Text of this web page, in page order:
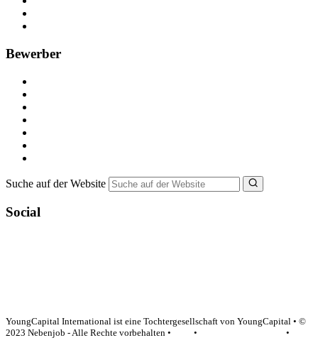
Bewerber
Suche auf der Website
Social
YoungCapital International ist eine Tochtergesellschaft von YoungCapital • ©
2023 Nebenjob - Alle Rechte vorbehalten •
•
•